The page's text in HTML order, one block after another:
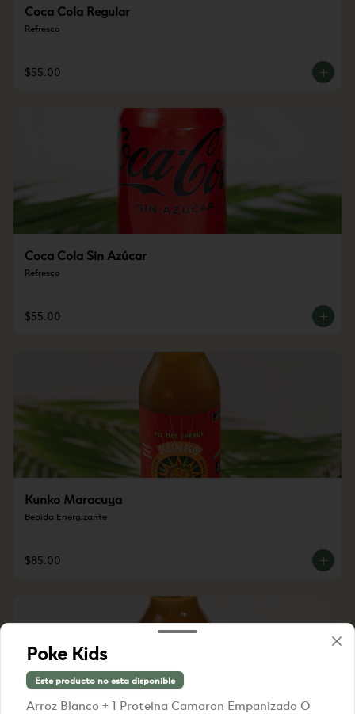
Coca Cola Regular
Refresco
$55.00
Coca Cola Sin Azúcar
Refresco
$55.00
Kunko Maracuya
Bebida Energizante
$85.00
Poke Kids
Este producto no esta disponible
Arroz Blanco + 1 Proteina Camaron Empanizado O